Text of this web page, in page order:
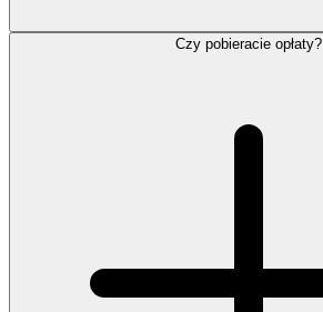
Czy pobieracie opłaty?